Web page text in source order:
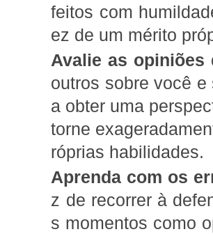
feitos com
ez de um mérito
Avalie as opiniões
outros sobre você
a obter uma
torne
róprias habilidades.
Aprenda com os
z de recorrer à
s momentos como